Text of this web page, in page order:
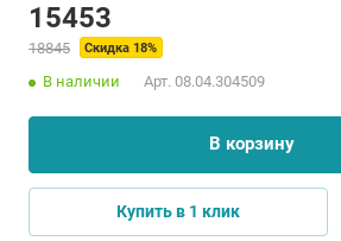
15453
18845 Скидка 18%
В наличии Арт. 08.04.304509
В корзину
Купить в 1 клик